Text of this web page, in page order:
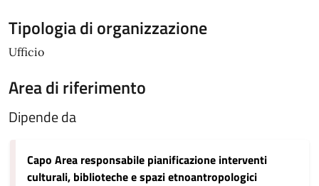
Tipologia di organizzazione
Ufficio
Area di riferimento
Dipende da
Capo Area responsabile pianificazione interventi
culturali, biblioteche e spazi etnoantropologici